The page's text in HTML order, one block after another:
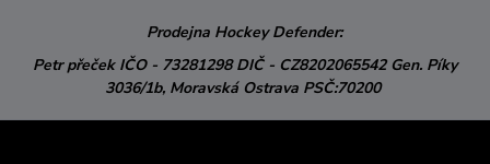
Prodejna Hockey Defender:
Petr přeček IČO - 73281298DIČ - CZ8202065542 Gen. Píky
3036/1b, Moravská Ostrava PSČ:70200